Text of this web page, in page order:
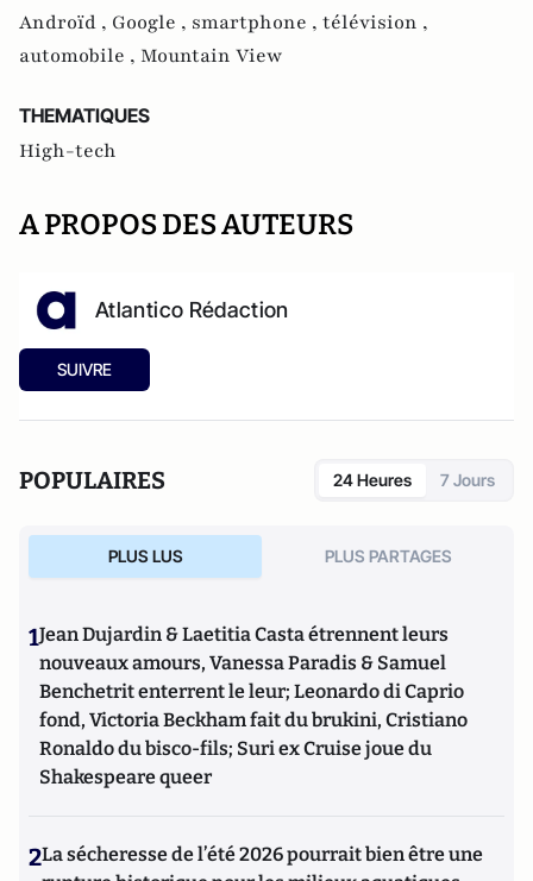
Androïd , Google , smartphone , télévision ,
automobile , Mountain View
THEMATIQUES
High-tech
A PROPOS DES AUTEURS
Atlantico Rédaction
SUIVRE
POPULAIRES 24 Heures 7 Jours
PLUS LUS PLUS PARTAGES
1Jean Dujardin & Laetitia Casta étrennent leurs
nouveaux amours, Vanessa Paradis & Samuel
Benchetrit enterrent le leur; Leonardo di Caprio
fond, Victoria Beckham fait du brukini, Cristiano
Ronaldo du bisco-fils; Suri ex Cruise joue du
Shakespeare queer
2La sécheresse de l’été 2026 pourrait bien être une